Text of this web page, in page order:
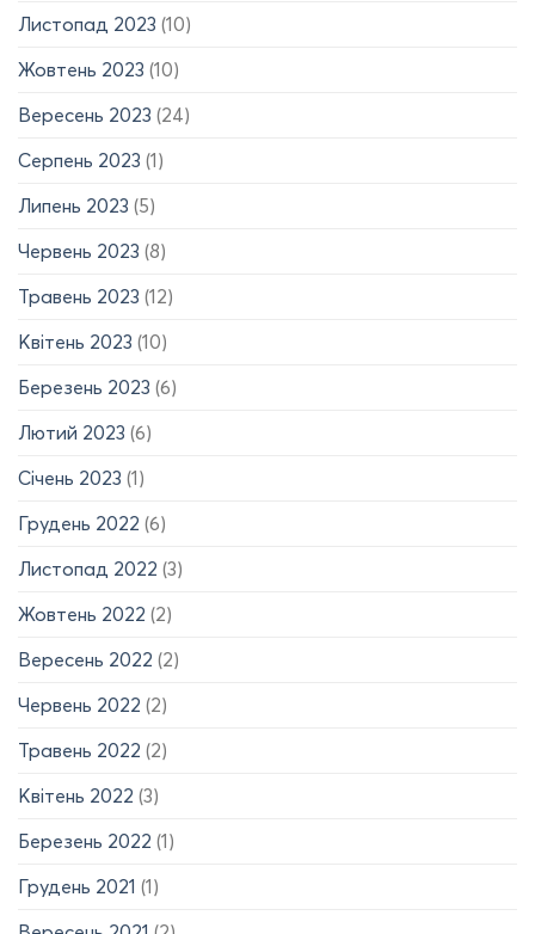
Листопад 2023 (10)
Жовтень 2023 (10)
Вересень 2023 (24)
Серпень 2023 (1)
Липень 2023 (5)
Червень 2023 (8)
Травень 2023 (12)
Квітень 2023 (10)
Березень 2023 (6)
Лютий 2023 (6)
Січень 2023 (1)
Грудень 2022 (6)
Листопад 2022 (3)
Жовтень 2022 (2)
Вересень 2022 (2)
Червень 2022 (2)
Травень 2022 (2)
Квітень 2022 (3)
Березень 2022 (1)
Грудень 2021 (1)